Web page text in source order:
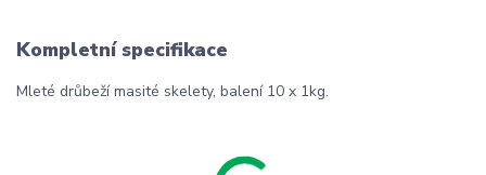
Kompletní specifikace
Mleté drůbeží masité skelety, balení 10 x 1kg.